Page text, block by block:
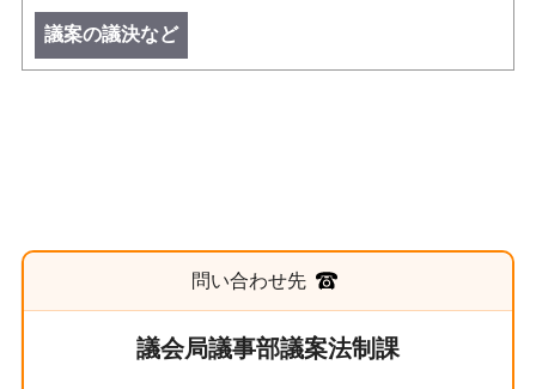
議案の議決など
問い合わせ先
議会局議事部議案法制課